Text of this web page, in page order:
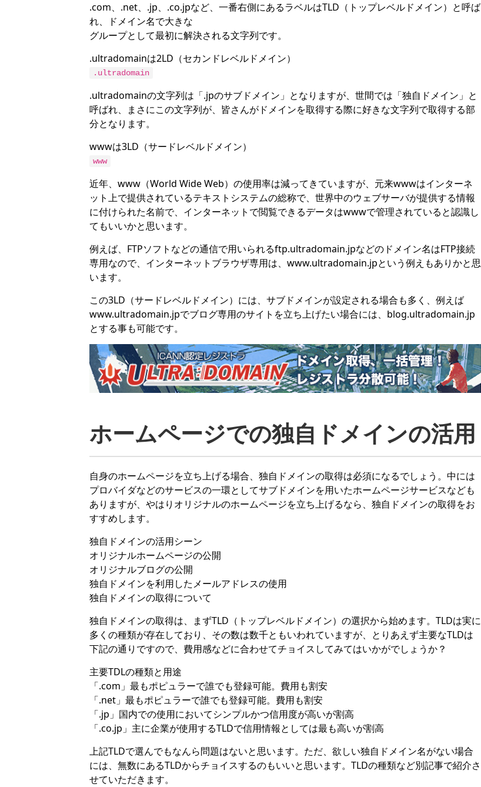
.com、.net、.jp、.co.jpなど、一番右側にあるラベルはTLD（トップレベルドメイン）と呼ば
れ、ドメイン名で大きな
グループとして最初に解決される文字列です。
.ultradomainは2LD（セカンドレベルドメイン）
.ultradomain
.ultradomainの文字列は「.jpのサブドメイン」となりますが、世間では「独自ドメイン」と
呼ばれ、まさにこの文字列が、皆さんがドメインを取得する際に好きな文字列で取得する部
分となります。
wwwは3LD（サードレベルドメイン）
www
近年、www（World Wide Web）の使用率は減ってきていますが、元来wwwはインターネ
ット上で提供されているテキストシステムの総称で、世界中のウェブサーバが提供する情報
に付けられた名前で、インターネットで閲覧できるデータはwwwで管理されていると認識し
てもいいかと思います。
例えば、FTPソフトなどの通信で用いられるftp.ultradomain.jpなどのドメイン名はFTP接続
専用なので、インターネットブラウザ専用は、www.ultradomain.jpという例えもありかと思
います。
この3LD（サードレベルドメイン）には、サブドメインが設定される場合も多く、例えば
www.ultradomain.jpでブログ専用のサイトを立ち上げたい場合には、blog.ultradomain.jp
とする事も可能です。
ホームページでの独自ドメインの活用
自身のホームページを立ち上げる場合、独自ドメインの取得は必須になるでしょう。中には
プロバイダなどのサービスの一環としてサブドメインを用いたホームページサービスなども
ありますが、やはりオリジナルのホームページを立ち上げるなら、独自ドメインの取得をお
すすめします。
独自ドメインの活用シーン
オリジナルホームページの公開
オリジナルブログの公開
独自ドメインを利用したメールアドレスの使用
独自ドメインの取得について
独自ドメインの取得は、まずTLD（トップレベルドメイン）の選択から始めます。TLDは実に
多くの種類が存在しており、その数は数千ともいわれていますが、とりあえず主要なTLDは
下記の通りですので、費用感などに合わせてチョイスしてみてはいかがでしょうか？
主要TDLの種類と用途
「.com」最もポピュラーで誰でも登録可能。費用も割安
「.net」最もポピュラーで誰でも登録可能。費用も割安
「.jp」国内での使用においてシンプルかつ信用度が高いが割高
「.co.jp」主に企業が使用するTLDで信用情報としては最も高いが割高
上記TLDで選んでもなんら問題はないと思います。ただ、欲しい独自ドメイン名がない場合
には、無数にあるTLDからチョイスするのもいいと思います。TLDの種類など別記事で紹介さ
せていただきます。